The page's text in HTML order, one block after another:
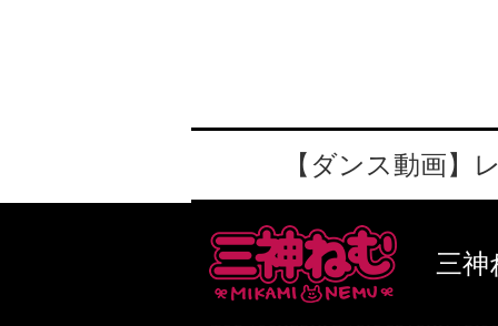
【ダンス動画
三神